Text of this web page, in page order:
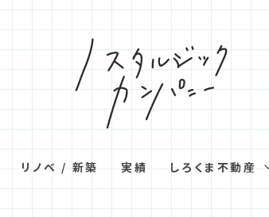
リノベ / 新築 実績 しろくま不動産